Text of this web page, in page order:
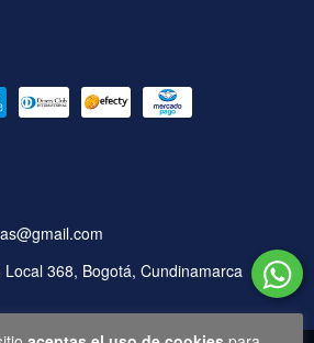
368, Bogotá, Cundinamarca